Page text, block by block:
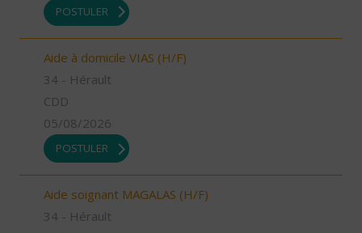
POSTULER
Aide à domicile VIAS (H/F)
34 - Hérault
CDD
05/08/2026
POSTULER
Aide soignant MAGALAS (H/F)
34 - Hérault